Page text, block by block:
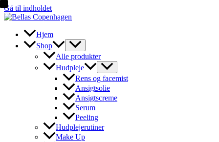
Gå til indholdet
Hjem
Shop
Alle produkter
Hudpleje
Rens og facemist
Ansigtsolie
Ansigtscreme
Serum
Peeling
Hudplejerutiner
Make Up